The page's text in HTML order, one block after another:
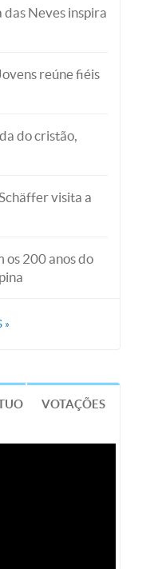
das Neves inspira
reúne fiéis
do cristão,
visita a
os 200 anos do
»
VOTAÇÕES